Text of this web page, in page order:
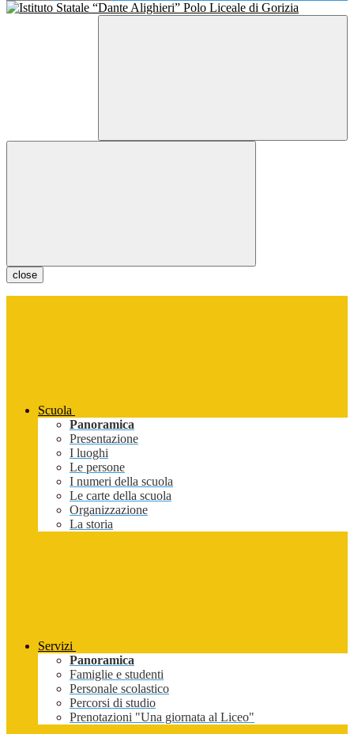
close
Scuola
Panoramica
Presentazione
I luoghi
Le persone
I numeri della scuola
Le carte della scuola
Organizzazione
La storia
Servizi
Panoramica
Famiglie e studenti
Personale scolastico
Percorsi di studio
Prenotazioni "Una giornata al Liceo"